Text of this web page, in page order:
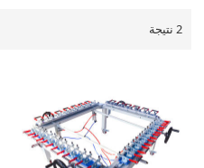
2 نتيجة